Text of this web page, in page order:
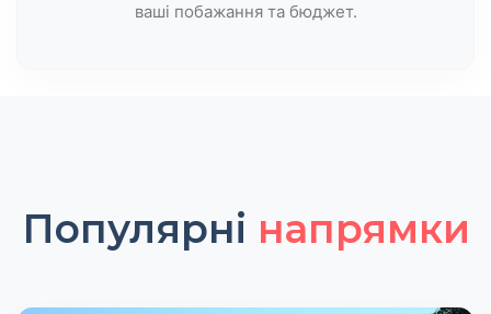
ваші побажання та бюджет.
Популярні напрямки